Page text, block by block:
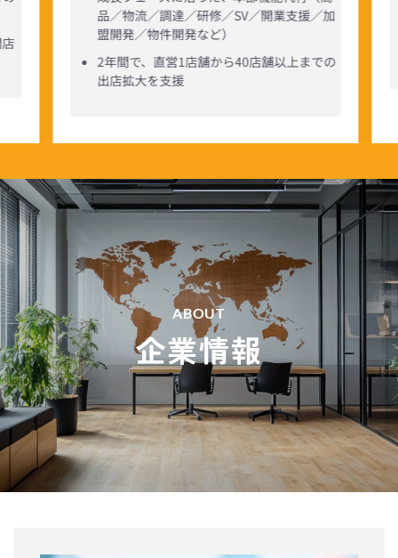
本部機能を一から構築後、フランチャイズ
展開に向けた体制づくりを全面的にサポー
ト
ABOUT
企業情報